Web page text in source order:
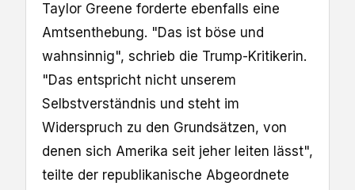
Taylor Greene forderte ebenfalls eine
Amtsenthebung. "Das ist böse und
wahnsinnig", schrieb die Trump-Kritikerin.
"Das entspricht nicht unserem
Selbstverständnis und steht im
Widerspruch zu den Grundsätzen, von
denen sich Amerika seit jeher leiten lässt",
teilte der republikanische Abgeordnete